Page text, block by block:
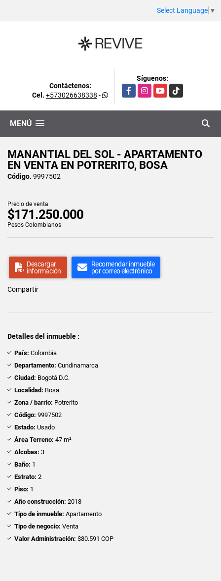
Select Language ▼
Contáctenos:
Cel. +573026638338 -
Síguenos:
FacebookInstagramYouTubeTikTok
MENÚ
MANANTIAL DEL SOL - APARTAMENTO
EN VENTA EN POTRERITO, BOSA
Código. 9997502
Precio de venta
$171.250.000
Pesos Colombianos
Descargar
información
Recomendar inmueble
por correo electrónico
Compartir
Detalles del inmueble :
País: Colombia
Departamento: Cundinamarca
Ciudad: Bogotá D.C.
Localidad: Bosa
Zona / barrio: Potrerito
Código: 9997502
Estado: Usado
Área Terreno: 47 m²
Alcobas: 3
Baño: 1
Estrato: 2
Piso: 1
Año construcción: 2018
Tipo de inmueble: Apartamento
Tipo de negocio: Venta
Valor Administración: $80.591 COP